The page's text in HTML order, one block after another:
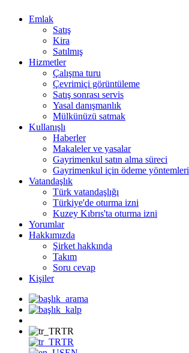
Emlak
Satış
Kira
Satılmış
Hizmetler
Çalışma turu
Çevrimiçi görüntüleme
Satış sonrası servis
Yasal danışmanlık
Mülkünüzü satmak
Kullanışlı
Haberler
Makaleler ve yasalar
Gayrimenkul satın alma süreci
Gayrimenkul için ödeme yöntemleri
Vatandaşlık
Türk vatandaşlığı
Türkiye'de oturma izni
Kuzey Kıbrıs'ta oturma izni
Yorumlar
Hakkımızda
Şirket hakkında
Takım
Soru cevap
Kişiler
TR
TR